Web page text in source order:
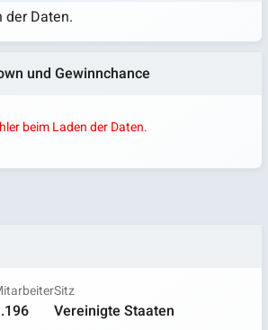
der Daten.
und Gewinnchance
beim Laden der Daten.
Sitz
Vereinigte Staaten